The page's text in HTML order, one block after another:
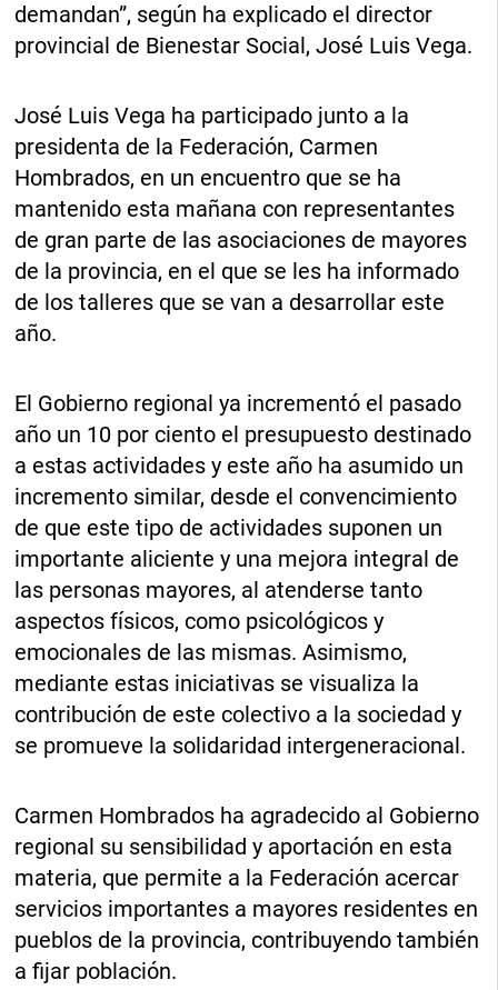
demandan”, según ha explicado el director
provincial de Bienestar Social, José Luis Vega.
José Luis Vega ha participado junto a la
presidenta de la Federación, Carmen
Hombrados, en un encuentro que se ha
mantenido esta mañana con representantes
de gran parte de las asociaciones de mayores
de la provincia, en el que se les ha informado
de los talleres que se van a desarrollar este
año.
El Gobierno regional ya incrementó el pasado
año un 10 por ciento el presupuesto destinado
a estas actividades y este año ha asumido un
incremento similar, desde el convencimiento
de que este tipo de actividades suponen un
importante aliciente y una mejora integral de
las personas mayores, al atenderse tanto
aspectos físicos, como psicológicos y
emocionales de las mismas. Asimismo,
mediante estas iniciativas se visualiza la
contribución de este colectivo a la sociedad y
se promueve la solidaridad intergeneracional.
Carmen Hombrados ha agradecido al Gobierno
regional su sensibilidad y aportación en esta
materia, que permite a la Federación acercar
servicios importantes a mayores residentes en
pueblos de la provincia, contribuyendo también
a fijar población.